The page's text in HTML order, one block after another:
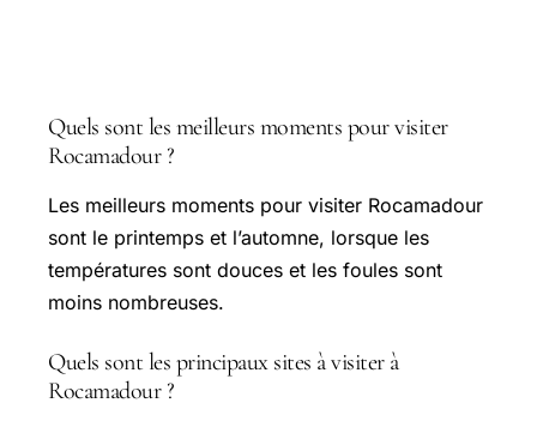
Quels sont les meilleurs moments pour visiter
Rocamadour ?
Les meilleurs moments pour visiter Rocamadour
sont le printemps et l’automne, lorsque les
températures sont douces et les foules sont
moins nombreuses.
Quels sont les principaux sites à visiter à
Rocamadour ?